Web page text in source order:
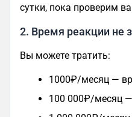
сутки, пока проверим
2. Время реакции не
Вы можете тратить:
1000₽/месяц —
100 000₽/месяц